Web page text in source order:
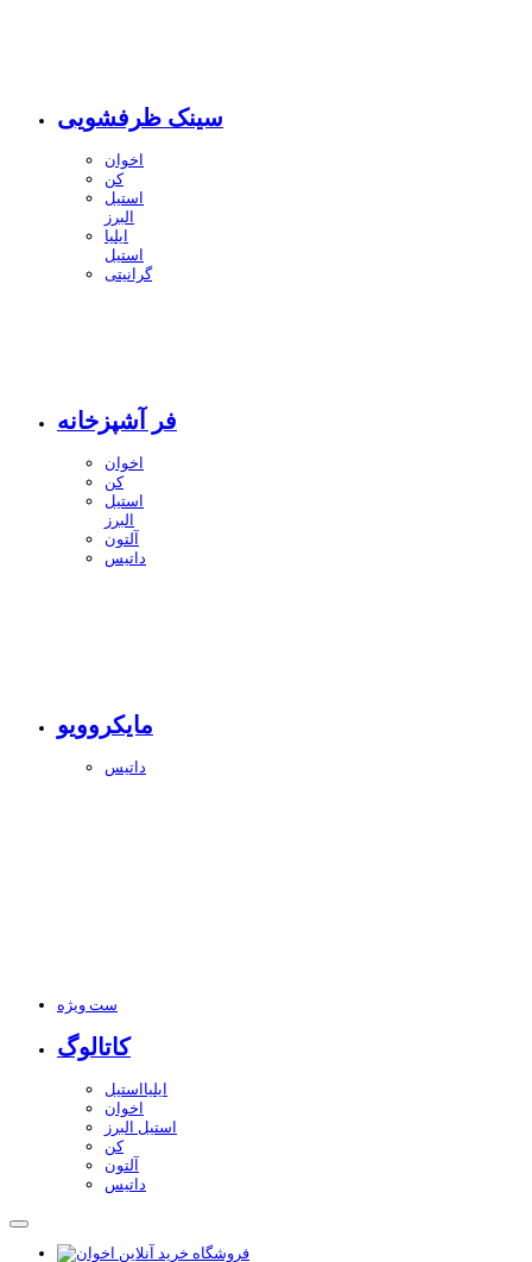
سینک ظرفشویی
اخوان
کن
استیل
البرز
ایلیا
استیل
گرانیتی
فر آشپزخانه
اخوان
کن
استیل
البرز
آلتون
داتیس
مایکروویو
داتیس
ست ویژه
کاتالوگ
ایلیااستیل
اخوان
استیل البرز
کن
آلتون
داتیس